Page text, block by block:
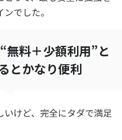
でした。
無料＋少額利用”と
とかなり便利
いけど、完全にタダで満足